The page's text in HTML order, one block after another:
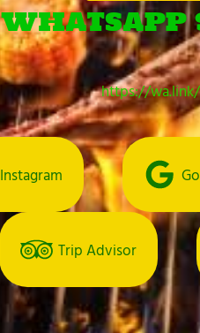
WHATSAPP
https://wa.link/
Instagram
Trip Advisor